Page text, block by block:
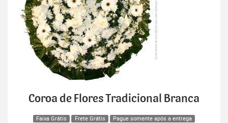
Coroa de Flores Tradicional Branca
Faixa Grátis Frete Grátis Pague somente após a entrega